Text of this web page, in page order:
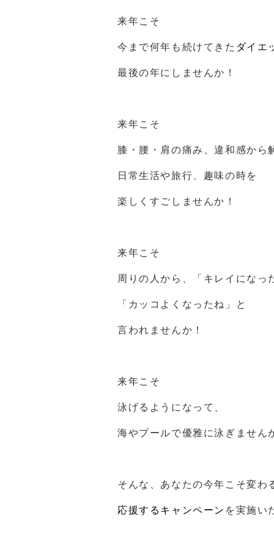
来年こそ
今まで何年も続けてきた ダイエ
最後の年にしませんか！
来年こそ
膝・腰・肩の痛み、違和感から
日常生活や旅行、趣味の時を
楽しくすごしませんか！
来年こそ
周りの人から、「キレイになっ
「カッコよくなったね」と
言われませんか！
来年こそ
泳げるようになって、
海やプールで優雅に泳ぎません
そんな、あなたの今年こそ変わ
応援するキャンペーン を実施い